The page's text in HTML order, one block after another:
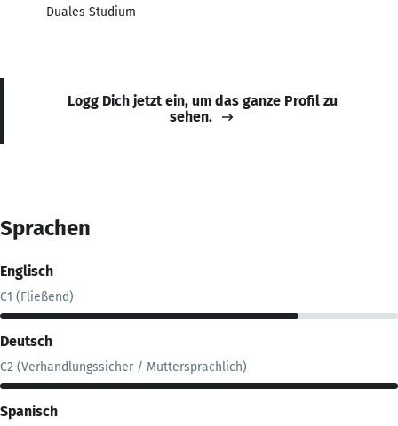
Duales Studium
Logg Dich jetzt ein, um das ganze Profil zu
sehen.
Sprachen
Englisch
C1 (Fließend)
Deutsch
C2 (Verhandlungssicher / Muttersprachlich)
Spanisch